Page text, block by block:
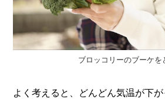
ブロッコリーのブーケを
よく考えると、どんどん気温が下